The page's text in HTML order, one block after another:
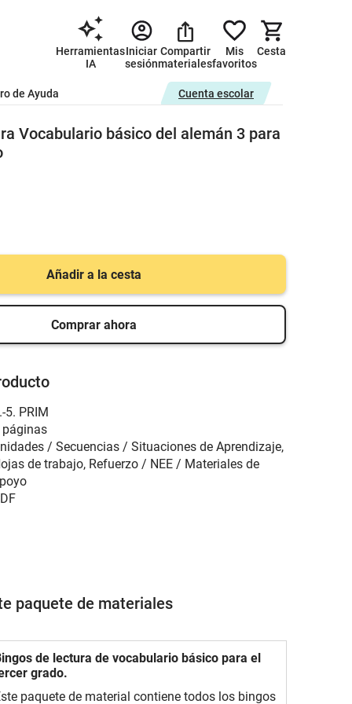
Herramientas
IA
Iniciar
sesión
Compartir
materiales
Mis
favoritos
Cesta
de Ayuda Cuenta escolar
Vocabulario básico del alemán 3 para
Añadir a la cesta
Comprar ahora
5. PRIM
páginas
/ Secuencias / Situaciones de Aprendizaje,
de trabajo, Refuerzo / NEE / Materiales de
paquete de materiales
de lectura de vocabulario básico para el
grado.
paquete de material contiene todos los bingos